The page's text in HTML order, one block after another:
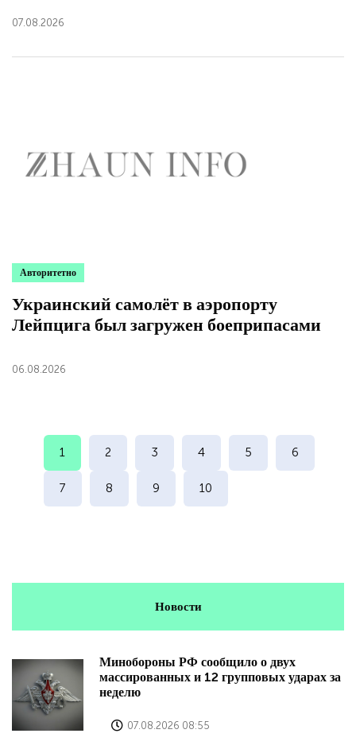
07.08.2026
Авторитетно
Украинский самолёт в аэропорту
Лейпцига был загружен боеприпасами
06.08.2026
1 2 3 4 5 6
7 8 9 10
Новости
Минобороны РФ сообщило о двух
массированных и 12 групповых ударах за
неделю
07.08.2026 08:55